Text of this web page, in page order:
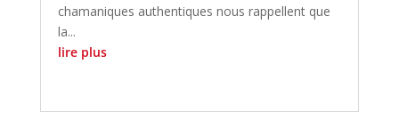
chamaniques authentiques nous rappellent que
la...
lire plus